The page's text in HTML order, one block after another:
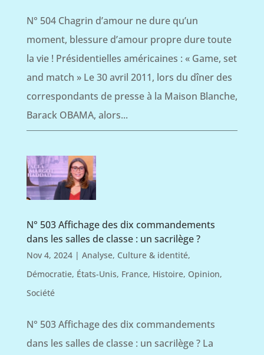
N° 504 Chagrin d’amour ne dure qu’un
moment, blessure d’amour propre dure toute
la vie ! Présidentielles américaines : « Game, set
and match » Le 30 avril 2011, lors du dîner des
correspondants de presse à la Maison Blanche,
Barack OBAMA, alors...
N° 503 Affichage des dix commandements
dans les salles de classe : un sacrilège ?
Nov 4, 2024| Analyse, Culture & identité,
Démocratie, États-Unis, France, Histoire, Opinion,
Société
N° 503 Affichage des dix commandements
dans les salles de classe : un sacrilège ? La